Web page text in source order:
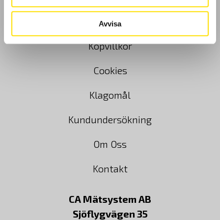
Avvisa
GDPR
Köpvillkor
Cookies
Klagomål
Kundundersökning
Om Oss
Kontakt
CA Mätsystem AB
Sjöflygvägen 35